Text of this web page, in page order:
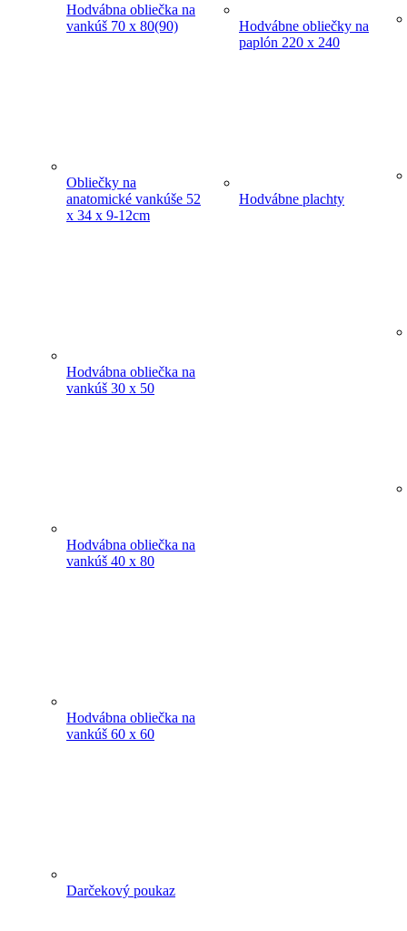
Hodvábna obliečka na
vankúš 70 x 80(90)
Obliečky na
anatomické vankúše 52
x 34 x 9-12cm
Hodvábna obliečka na
vankúš 30 x 50
Hodvábna obliečka na
vankúš 40 x 80
Hodvábna obliečka na
vankúš 60 x 60
Darčekový poukaz
Hodvábne obliečky na
paplón 220 x 240
Hodvábne plachty